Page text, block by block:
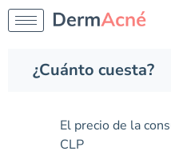
¿Cuánto cuesta?
El precio de la
CLP